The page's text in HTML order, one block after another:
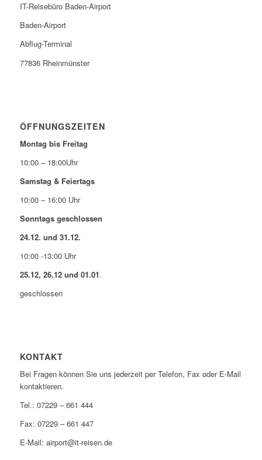
IT-Reisebüro Baden-Airport
Baden-Airport
Abflug-Terminal
77836 Rheinmünster
ÖFFNUNGSZEITEN
Montag bis Freitag
10:00 – 18:00Uhr
Samstag & Feiertags
10:00 – 16:00 Uhr
Sonntags geschlossen
24.12. und 31.12.
10:00 -13:00 Uhr
25.12, 26.12 und 01.01.
geschlossen
KONTAKT
Bei Fragen können Sie uns jederzeit per Telefon, Fax oder E-Mail
kontaktieren.
Tel.: 07229 – 661 444
Fax: 07229 – 661 447
E-Mail: airport@it-reisen.de